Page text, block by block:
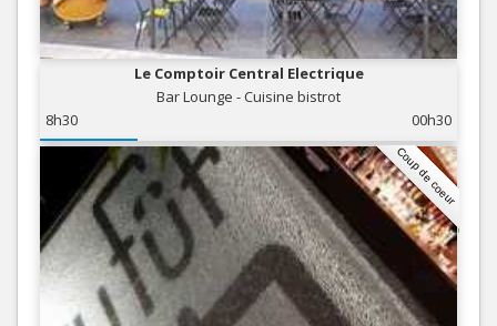
Le Comptoir Central Electrique
Bar Lounge - Cuisine bistrot
8h30
00h30
Coup de coeur